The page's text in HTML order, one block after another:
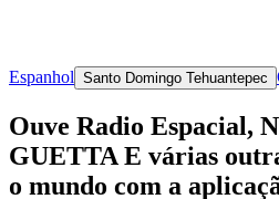
Espanhol Santo Domingo Tehuantepec
Ouve Radio Espacial,
GUETTA E várias
o mundo com a